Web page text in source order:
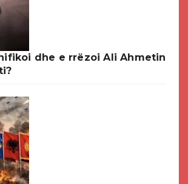
dhe e rrëzoi Ali Ahmetin